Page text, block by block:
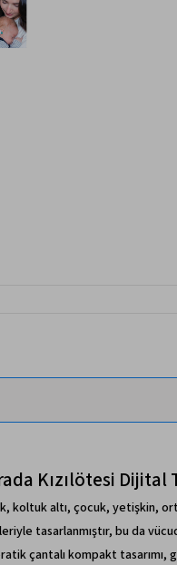
Kızılötesi
koltuk altı, çocuk, yetişkin,
tasarlanmıştır, bu da
çantalı kompakt